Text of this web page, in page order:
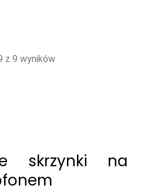
z 9 wyników
skrzynki na